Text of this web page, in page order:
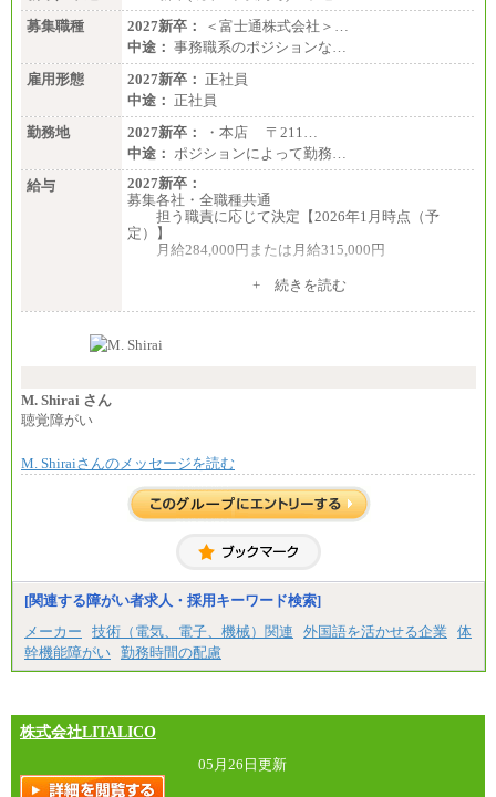
募集職種
2027新卒：
＜富士通株式会社＞…
中途： 事務職系のポジションな…
雇用形態
2027新卒： 正社員
中途： 正社員
勤務地
2027新卒：
・本店 〒211…
中途： ポジションによって勤務…
給与
2027新卒：
募集各社・全職種共通
担う職責に応じて決定【2026年1月時点（予
定）】
月給284,000円または月給315,000円
※入社後早期から、自律的な業務遂行が求めら
す。
い職責を担う方については、さらに高い金額を個別
※上記に加え、所定労働時間外に勤務をした場
※試用期間中も給与に変更はございません。
＜募集各社・全職種共通＞
月給21万円以上～
※試用期間中の給与に変更はありません。
ます。
+ 続きを読む
M. Shirai さん
聴覚障がい
M. Shiraiさんのメッセージを読む
[関連する障がい者求人・採用キーワード検索]
メーカー
技術（電気、電子、機械）関連 外国語を活かせる企業
体
幹機能障がい 勤務時間の配慮
株式会社LITALICO
05月26日更新